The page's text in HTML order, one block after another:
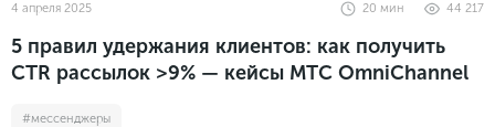
4 апреля 2025 44 217
20 мин
5 правил удержания клиентов: как получить
CTR рассылок >9% — кейсы МТС OmniChannel
#мессенджеры